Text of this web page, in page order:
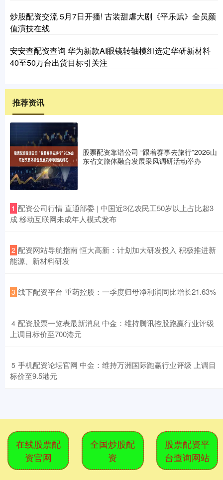
炒股配资交流 5月7日开播! 古装甜虐大剧《平乐赋》全员颜
值演技在线
安安查配资查询 华为新款AI眼镜转轴模组选定华研新材料
40至50万台出货目标引关注
推荐资讯
股票配资靠谱公司 “跟着赛事去旅行”2026山
东省文旅体融合发展采风调研活动举办
1 ​配资公司行情 直通部委 | 中国近3亿农民工50岁以上占比超3
成 移动互联网未成年人模式发布
2 ​配资网站导航指南 恒大高新：计划加大研发投入 积极推进新
能源、新材料研发
3 ​线下配资平台 重药控股：一季度归母净利润同比增长21.63%
4 ​配资股票一览表最新消息 中金：维持腾讯控股跑赢行业评级
上调目标价至700港元
5 ​手机配资论坛官网 中金：维持万洲国际跑赢行业评级 上调目
标价至9.5港元
在线股票配
资官网
全国炒股配
资
股票配资平
台查询网站